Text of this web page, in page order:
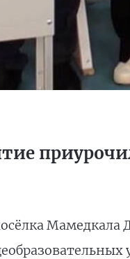
Мамедкала